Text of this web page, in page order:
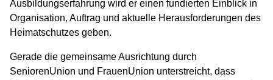
Ausbildungserfahrung wird er einen fundierten Einblick in
Organisation, Auftrag und aktuelle Herausforderungen des
Heimatschutzes geben.
Gerade die gemeinsame Ausrichtung durch
SeniorenUnion und FrauenUnion unterstreicht, dass